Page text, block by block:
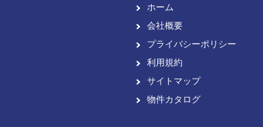
ホーム
会社概要
プライバシーポリシー
利用規約
サイトマップ
物件カタログ